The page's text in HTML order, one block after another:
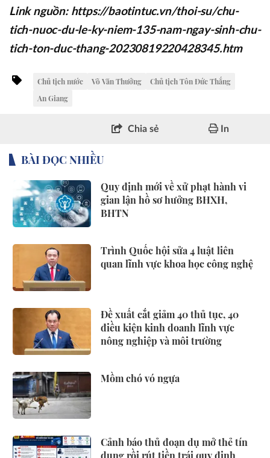
Link nguồn: https://baotintuc.vn/thoi-su/chu-
tich-nuoc-du-le-ky-niem-135-nam-ngay-sinh-chu-
tich-ton-duc-thang-20230819220428345.htm
Chủ tịch nước Võ Văn Thưởng
Chủ tịch Tôn Đức Thắng
An Giang
Chia sẻ In
BÀI ĐỌC NHIỀU
Quy định mới về xử phạt hành vi
gian lận hồ sơ hưởng BHXH,
BHTN
Trình Quốc hội sửa 4 luật liên
quan lĩnh vực khoa học công nghệ
Đề xuất cắt giảm 40 thủ tục, 40
điều kiện kinh doanh lĩnh vực
nông nghiệp và môi trường
Mồm chó vó ngựa
Cảnh báo thủ đoạn dụ mở thẻ tín
dụng rồi rút tiền trái quy định